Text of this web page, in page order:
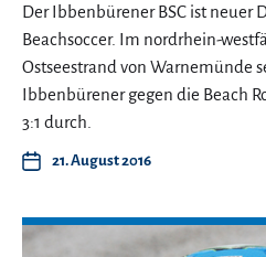
Der Ibbenbürener BSC ist neuer
Beachsoccer. Im nordrhein-
Ostseestrand von Warnemünde
Ibbenbürener gegen die Beach
3:1 durch.
21. August 2016